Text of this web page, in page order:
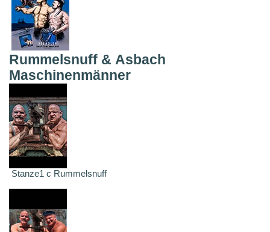
Rummelsnuff & Asbach
Maschinenmänner
Stanze1 c Rummelsnuff